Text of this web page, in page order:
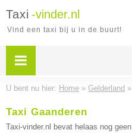
Taxi -vinder.nl
Vind een taxi bij u in de buurt!
U bent nu hier: Home » Gelderland »
Taxi Gaanderen
Taxi-vinder.nl bevat helaas nog geen